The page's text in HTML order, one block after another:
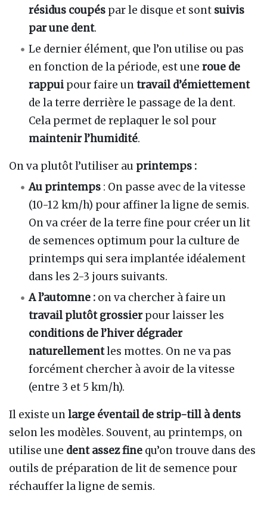
résidus coupés par le disque et sont suivis
par une dent.
Le dernier élément, que l’on utilise ou pas
en fonction de la période, est uneroue de
rappui pour faire untravail d’émiettement
de la terre derrière le passage de la dent.
Cela permet de replaquer le sol pour
maintenir l’humidité.
On va plutôt l’utiliser au printemps :
Au printemps : On passe avec de la vitesse
(10-12 km/h) pour affiner la ligne de semis.
On va créer de la terre fine pour créer un lit
de semences optimum pour la culture de
printemps qui sera implantée idéalement
dans les 2-3 jours suivants.
A l’automne : on va chercher à faire un
travail plutôt grossierpour laisser les
conditions de l’hiver dégrader
naturellementles mottes. On ne va pas
forcément chercher à avoir de la vitesse
(entre 3 et 5 km/h).
Il existe unlarge éventail de strip-till à dents
selon les modèles. Souvent, au printemps, on
utilise une dent assez fine qu’on trouve dans des
outils de préparation de lit de semence pour
réchauffer la ligne de semis.